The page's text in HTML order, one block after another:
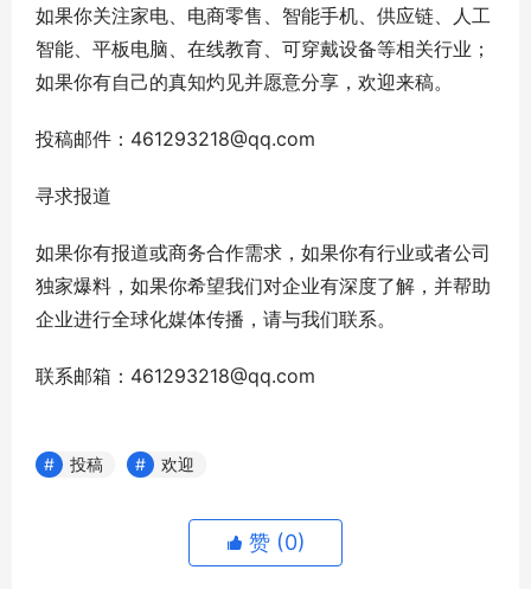
如果你关注家电、电商零售、智能手机、供应链、人工
智能、平板电脑、在线教育、可穿戴设备等相关行业；
如果你有自己的真知灼见并愿意分享，欢迎来稿。
投稿邮件：461293218@qq.com
寻求报道
如果你有报道或商务合作需求，如果你有行业或者公司
独家爆料，如果你希望我们对企业有深度了解，并帮助
企业进行全球化媒体传播，请与我们联系。
联系邮箱：461293218@qq.com
投稿 欢迎
赞 (0)